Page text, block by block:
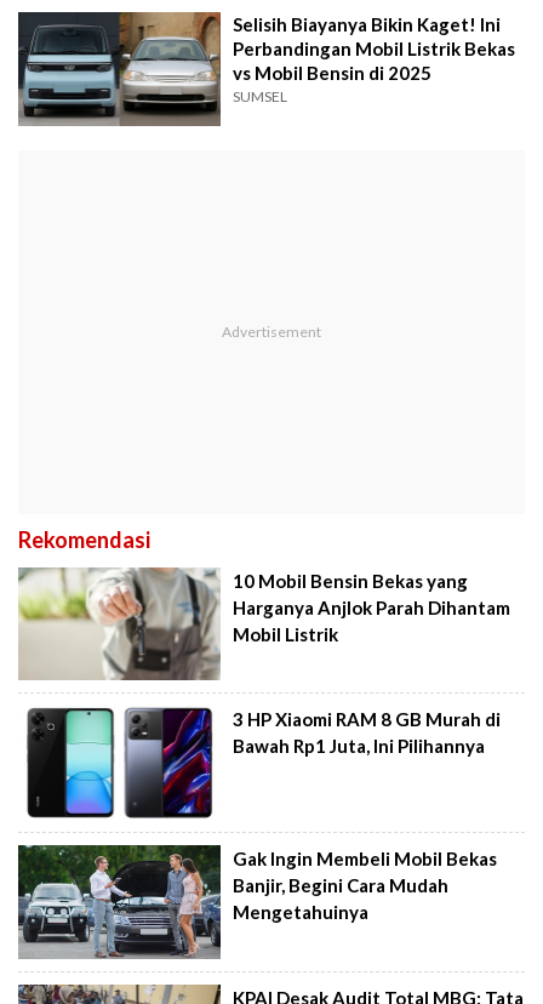
Selisih Biayanya Bikin Kaget! Ini
Perbandingan Mobil Listrik Bekas
vs Mobil Bensin di 2025
SUMSEL
Rekomendasi
10 Mobil Bensin Bekas yang
Harganya Anjlok Parah Dihantam
Mobil Listrik
3 HP Xiaomi RAM 8 GB Murah di
Bawah Rp1 Juta, Ini Pilihannya
Gak Ingin Membeli Mobil Bekas
Banjir, Begini Cara Mudah
Mengetahuinya
KPAI Desak Audit Total MBG: Tata